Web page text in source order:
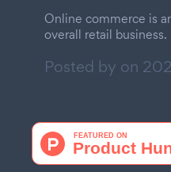
Online commerce is
overall retail business.
Posted by on